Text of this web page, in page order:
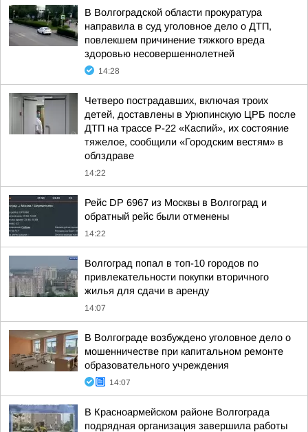
В Волгоградской области прокуратура
направила в суд уголовное дело о ДТП,
повлекшем причинение тяжкого вреда
здоровью несовершеннолетней
14:28
Четверо пострадавших, включая троих
детей, доставлены в Урюпинскую ЦРБ после
ДТП на трассе Р-22 «Каспий», их состояние
тяжелое, сообщили «Городским вестям» в
облздраве
14:22
Рейс DP 6967 из Москвы в Волгоград и
обратный рейс были отменены
14:22
Волгоград попал в топ-10 городов по
привлекательности покупки вторичного
жилья для сдачи в аренду
14:07
В Волгограде возбуждено уголовное дело о
мошенничестве при капитальном ремонте
образовательного учреждения
14:07
В Красноармейском районе Волгограда
подрядная организация завершила работы